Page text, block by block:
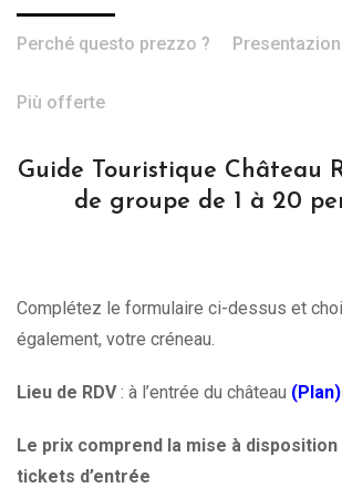
Perché questo prezzo ?
Più offerte
Guide Touristique Château
de groupe de 1 à 20
Complétez le formulaire ci-dessus et
également, votre créneau.
Lieu de RDV: à l’entrée du château (Plan)
Le prix comprend la mise à
tickets d’entrée